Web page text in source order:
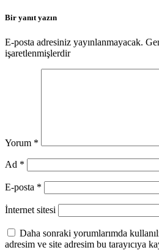
Bir yanıt yazın
E-posta adresiniz yayınlanmayacak.
işaretlenmişlerdir
Yorum *
Ad *
E-posta *
İnternet sitesi
Daha sonraki yorumlarımda
adresim ve site adresim bu tarayıcıya